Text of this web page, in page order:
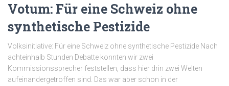
Votum: Für eine Schweiz ohne
synthetische Pestizide
Volksinitiative: Für eine Schweiz ohne synthetische Pestizide Nach
achteinhalb Stunden Debatte konnten wir zwei
Kommissionssprecher feststellen, dass hier drin zwei Welten
aufeinandergetroffen sind. Das war aber schon in der